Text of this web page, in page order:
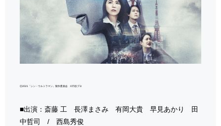
Ⓒ2021「シン・ウルトラマン」製作委員会 ©️円谷プロ
■出演：斎藤 工 長澤まさみ 有岡大貴 早見あかり 田
中哲司 / 西島秀俊